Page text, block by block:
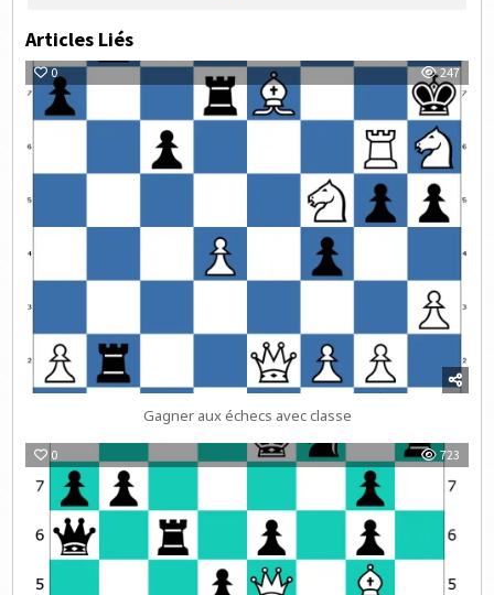
Articles Liés
0 247
Gagner aux échecs avec classe
0 723